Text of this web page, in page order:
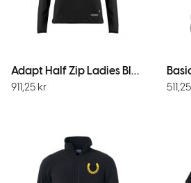
Adapt Half Zip Ladies Black
911,25 kr 511,25